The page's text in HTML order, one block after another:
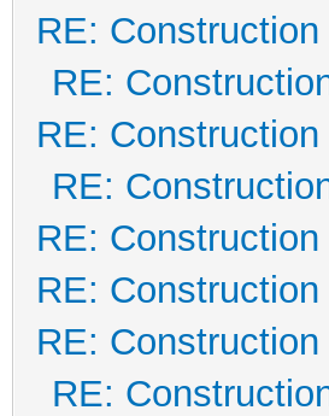
RE:
RE:
RE:
RE:
RE:
RE:
RE:
RE: